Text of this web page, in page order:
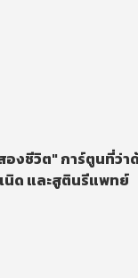
องชีวิต" การ์ตูนที่ว่
นิด และสูตินรีแพทย์